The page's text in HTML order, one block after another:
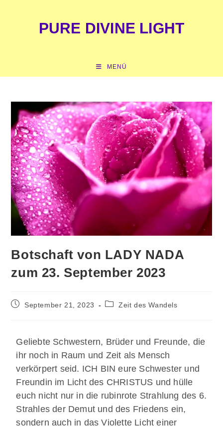
PURE DIVINE LIGHT
MENÜ
Botschaft von LADY NADA
zum 23. September 2023
September 21, 2023 Zeit des Wandels
Geliebte Schwestern, Brüder und Freunde, die
ihr noch in Raum und Zeit als Mensch
verkörpert seid. ICH BIN eure Schwester und
Freundin im Licht des CHRISTUS und hülle
euch nicht nur in die rubinrote Strahlung des 6.
Strahles der Demut und des Friedens ein,
sondern auch in das Violette Licht einer